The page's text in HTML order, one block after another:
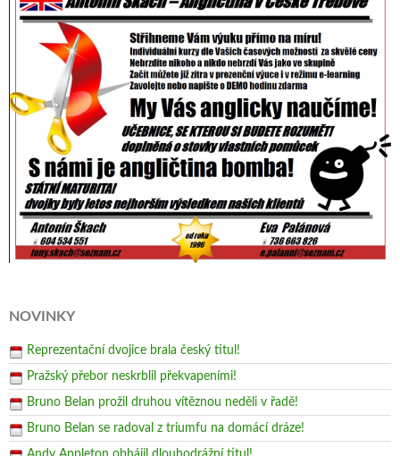
NOVINKY
Reprezentační dvojice brala český titul!
Pražský přebor neskrblil překvapeními!
Bruno Belan prožil druhou vítěznou neděli v řadě!
Bruno Belan se radoval z triumfu na domácí dráze!